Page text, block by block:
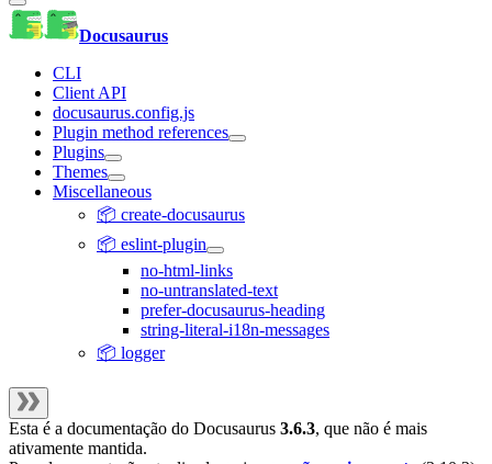
Docusaurus
CLI
Client API
docusaurus.config.js
Plugin method references
Plugins
Themes
Miscellaneous
📦 create-docusaurus
📦 eslint-plugin
no-html-links
no-untranslated-text
prefer-docusaurus-heading
string-literal-i18n-messages
📦 logger
Esta é a documentação do Docusaurus 3.6.3, que não é mais
ativamente mantida.